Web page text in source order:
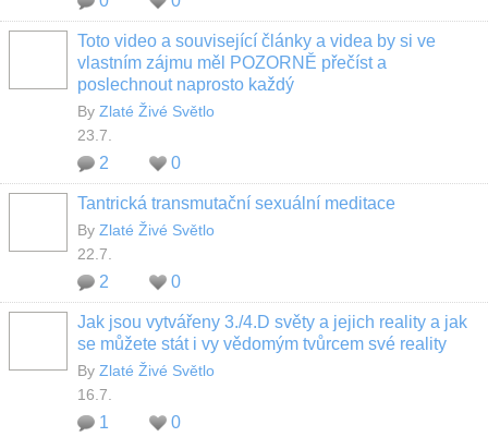
Toto video a související články a videa by si ve
vlastním zájmu měl POZORNĚ přečíst a
poslechnout naprosto každý
By Zlaté Živé Světlo
23.7.
2 0
Tantrická transmutační sexuální meditace
By Zlaté Živé Světlo
22.7.
2 0
Jak jsou vytvářeny 3./4.D světy a jejich reality a jak
se můžete stát i vy vědomým tvůrcem své reality
By Zlaté Živé Světlo
16.7.
1 0